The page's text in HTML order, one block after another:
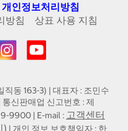
개인정보처리방침
방침
상표 사용 지침
동 163-3) | 대표자 : 조민수
신판매업 신고번호 : 제
9900 | E-mail : 고객센터
) | 개인 정보 보호책임자 : 한